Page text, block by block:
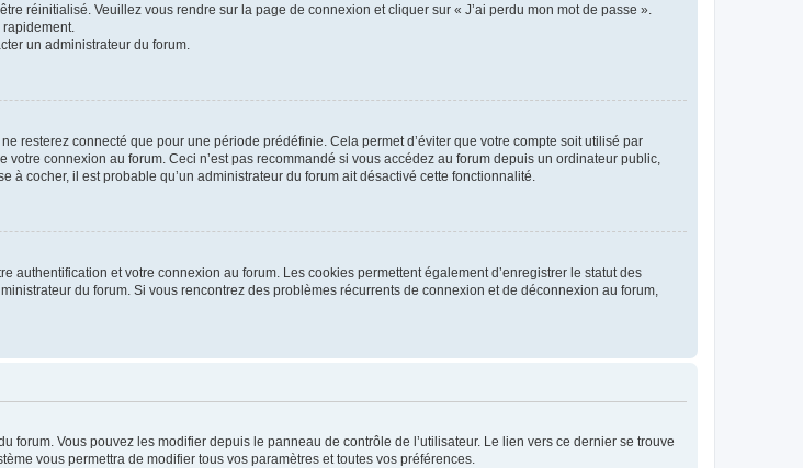
réinitialisé. Veuillez vous rendre sur la page de connexion et cliquer sur « J’ai perdu mon mot de passe ».
un administrateur du forum.
resterez connecté que pour une période prédéfinie. Cela permet d’éviter que votre compte soit utilisé par
connexion au forum. Ceci n’est pas recommandé si vous accédez au forum depuis un ordinateur public,
cocher, il est probable qu’un administrateur du forum ait désactivé cette fonctionnalité.
authentification et votre connexion au forum. Les cookies permettent également d’enregistrer le statut des
du forum. Si vous rencontrez des problèmes récurrents de connexion et de déconnexion au forum,
Vous pouvez les modifier depuis le panneau de contrôle de l’utilisateur. Le lien vers ce dernier se trouve
vous permettra de modifier tous vos paramètres et toutes vos préférences.